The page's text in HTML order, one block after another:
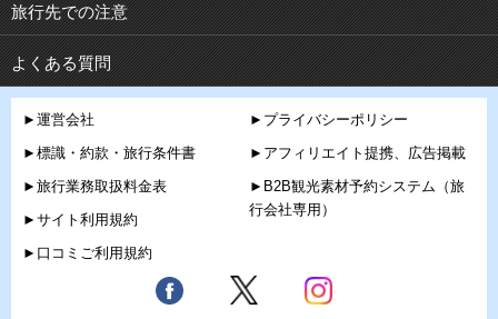
旅行先での注意
よくある質問
►運営会社
►標識・約款・旅行条件書
►旅行業務取扱料金表
►サイト利用規約
►口コミご利用規約
►プライバシーポリシー
►アフィリエイト提携、広告掲載
►B2B観光素材予約システム（旅
行会社専用）